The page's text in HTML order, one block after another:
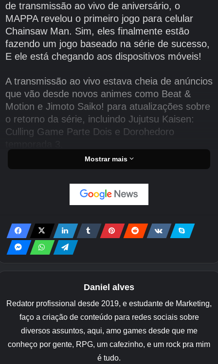
de transmissão ao vivo de aniversário, o
MAPPA revelou o primeiro jogo para celular
Chainsaw Man. Sim, eles finalmente estão
fazendo um jogo baseado na série de sucesso,
E ele está chegando aos dispositivos móveis!
A transmissão ao vivo estava cheia de anúncios
que vão desde novos animes como Beat &
Motion e Jimoto Saiko! para atualizações sobre
o retorno da série, incluindo Jujutsu Kaisen:
Culling Game Parte Dois e Dorohedoro
Mas para nós da Droidgamers, o que mais nos
empolgou foi o anúncio surpresa do jogo.
Juntamente com a revelação, o MAPPA lançou
um filme introdutório dando uma primeira visão
Pesado em estilo e apresentação, o trailer
apresenta modelos de personagens 3D de alta
ação brutal pela qual a franquia é conhecida.
longo do vídeo, como Denji, Power, Aki e
Makima.
O trailer também inclui músicas da banda
japonesa de metal Maximum the Hormone. A
Mostrar mais
Daniel alves
Redator profissional desde 2019, e estudante de Marketing,
faço a criação de conteúdo para redes sociais sobre
diversos assuntos, aqui, amo games desde que me
conheço por gente, RPG, um cafezinho, e um rock pra mim
é tudo.